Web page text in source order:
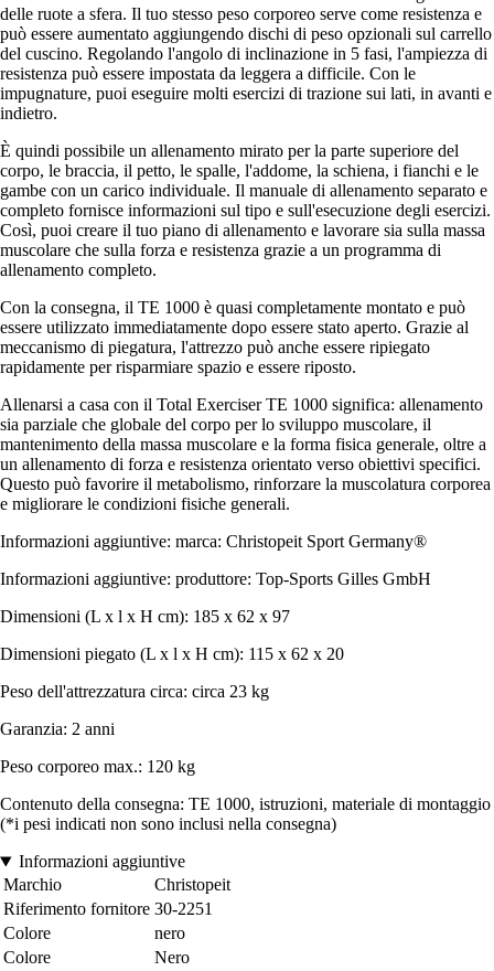
delle ruote a sfera. Il tuo stesso peso corporeo serve come resistenza e
può essere aumentato aggiungendo dischi di peso opzionali sul carrello
del cuscino. Regolando l'angolo di inclinazione in 5 fasi, l'ampiezza di
resistenza può essere impostata da leggera a difficile. Con le
impugnature, puoi eseguire molti esercizi di trazione sui lati, in avanti e
indietro.
È quindi possibile un allenamento mirato per la parte superiore del
corpo, le braccia, il petto, le spalle, l'addome, la schiena, i fianchi e le
gambe con un carico individuale. Il manuale di allenamento separato e
completo fornisce informazioni sul tipo e sull'esecuzione degli esercizi.
Così, puoi creare il tuo piano di allenamento e lavorare sia sulla massa
muscolare che sulla forza e resistenza grazie a un programma di
allenamento completo.
Con la consegna, il TE 1000 è quasi completamente montato e può
essere utilizzato immediatamente dopo essere stato aperto. Grazie al
meccanismo di piegatura, l'attrezzo può anche essere ripiegato
rapidamente per risparmiare spazio e essere riposto.
Allenarsi a casa con il Total Exerciser TE 1000 significa: allenamento
sia parziale che globale del corpo per lo sviluppo muscolare, il
mantenimento della massa muscolare e la forma fisica generale, oltre a
un allenamento di forza e resistenza orientato verso obiettivi specifici.
Questo può favorire il metabolismo, rinforzare la muscolatura corporea
e migliorare le condizioni fisiche generali.
Informazioni aggiuntive: marca: Christopeit Sport Germany®
Informazioni aggiuntive: produttore: Top-Sports Gilles GmbH
Dimensioni (L x l x H cm): 185 x 62 x 97
Dimensioni piegato (L x l x H cm): 115 x 62 x 20
Peso dell'attrezzatura circa: circa 23 kg
Garanzia: 2 anni
Peso corporeo max.: 120 kg
Contenuto della consegna: TE 1000, istruzioni, materiale di montaggio
(*i pesi indicati non sono inclusi nella consegna)
Informazioni aggiuntive
Marchio
Christopeit
Riferimento fornitore 30-2251
Colore
nero
Colore
Nero